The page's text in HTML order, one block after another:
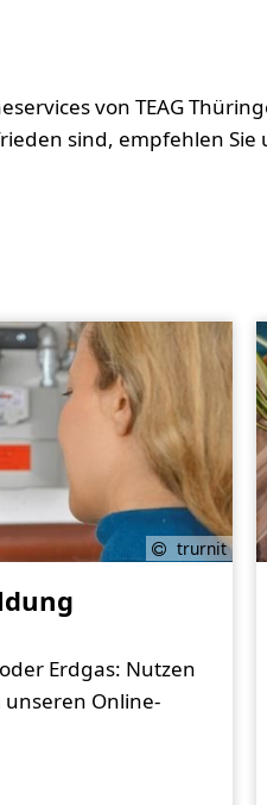
von TEAG
sind, empfehlen Sie
trurnit
Erdgas: Nutzen
Online-